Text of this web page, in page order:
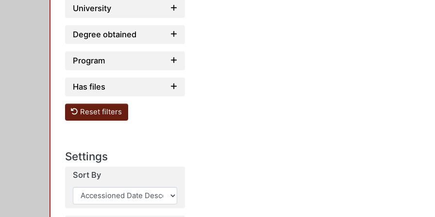
University
Degree obtained
Program
Has files
Reset filters
Settings
Sort By